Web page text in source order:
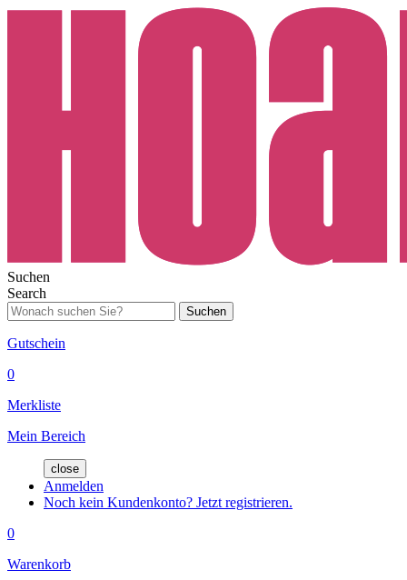
Suchen
Search
Suchen
Gutschein
0
Merkliste
Mein Bereich
close
Anmelden
Noch kein Kundenkonto? Jetzt registrieren.
0
Warenkorb